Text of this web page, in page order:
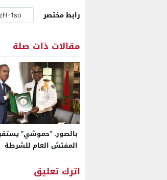
رابط مختصر
مقالات ذات صلة
بالصور. “حموشي”
المفتش العام للشرطة
اترك تعليق